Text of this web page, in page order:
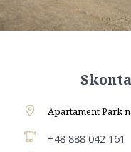
Apartament Park
+48 888 042 161